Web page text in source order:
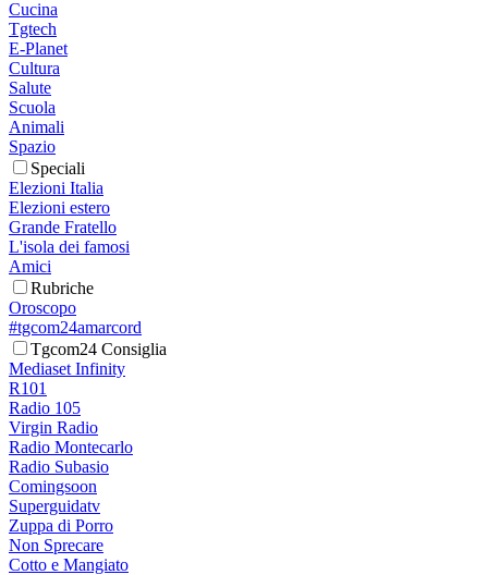
Cucina
Tgtech
E-Planet
Cultura
Salute
Scuola
Animali
Spazio
Speciali
Elezioni Italia
Elezioni estero
Grande Fratello
L'isola dei famosi
Amici
Rubriche
Oroscopo
#tgcom24amarcord
Tgcom24 Consiglia
Mediaset Infinity
R101
Radio 105
Virgin Radio
Radio Montecarlo
Radio Subasio
Comingsoon
Superguidatv
Zuppa di Porro
Non Sprecare
Cotto e Mangiato